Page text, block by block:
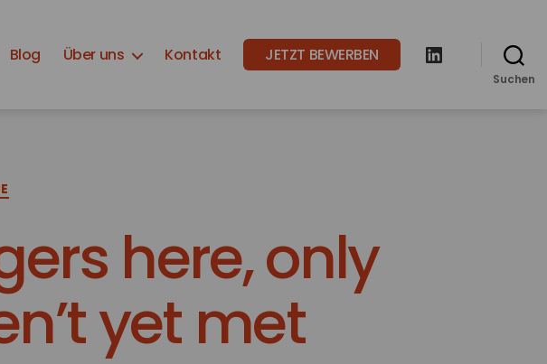
Blog Über uns Kontakt JETZT BEWERBEN LinkedIn
Suchen
here, only
yet met